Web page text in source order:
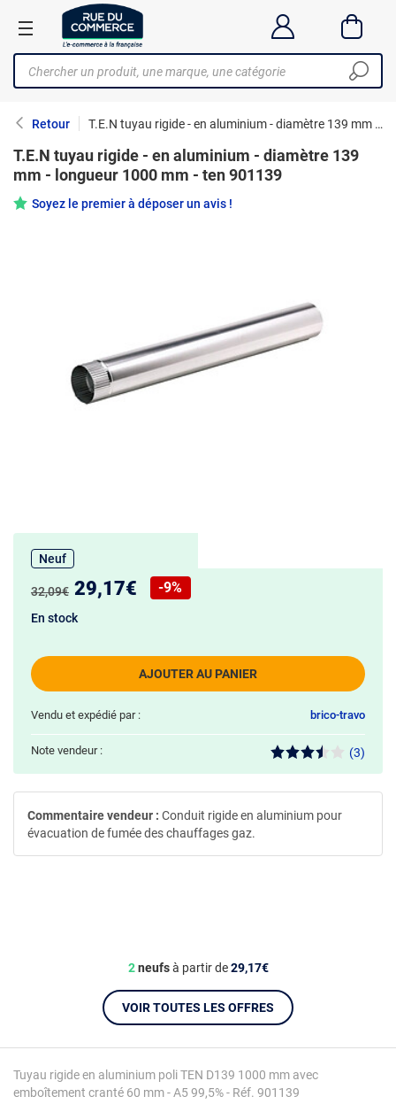
Retour T.E.N tuyau rigide - en aluminium - diamètre 139 mm - longueur 1000 mm - ten 901139
T.E.N tuyau rigide - en aluminium - diamètre 139
mm - longueur 1000 mm - ten 901139
Soyez le premier à déposer un avis !
Tuyau rigide en aluminium poli TEN D139 1000 mm avec
emboîtement cranté 60 mm - A5 99,5% - Réf. 901139
Neuf
Ancien prix :
32,09€ Nouveau prix :
29,17€
Réduction de :
-9%
AJOUTER AU PANIER
En stock
Vendu et expédié par : brico-travo
Note vendeur : (3)
2neufsà partir de29,17€
VOIR TOUTES LES OFFRES
Commentaire vendeur : Conduit rigide en aluminium pour
évacuation de fumée des chauffages gaz.